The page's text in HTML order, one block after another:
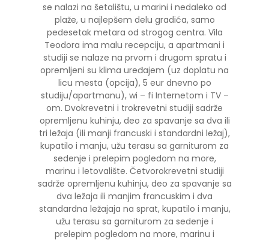
se nalazi na šetalištu, u marini i nedaleko od
plaže, u najlepšem delu gradića, samo
pedesetak metara od strogog centra. Vila
Teodora ima malu recepciju, a apartmani i
studiji se nalaze na prvom i drugom spratu i
opremljeni su klima uređajem (uz doplatu na
licu mesta (opcija), 5 eur dnevno po
studiju/apartmanu), wi – fi Internetom i TV –
om. Dvokrevetni i trokrevetni studiji sadrže
opremljenu kuhinju, deo za spavanje sa dva ili
tri ležaja (ili manji francuski i standardni ležaj),
kupatilo i manju, užu terasu sa garniturom za
sedenje i prelepim pogledom na more,
marinu i letovalište. Četvorokrevetni studiji
sadrže opremljenu kuhinju, deo za spavanje sa
dva ležaja ili manjim francuskim i dva
standardna ležajaja na sprat, kupatilo i manju,
užu terasu sa garniturom za sedenje i
prelepim pogledom na more, marinu i